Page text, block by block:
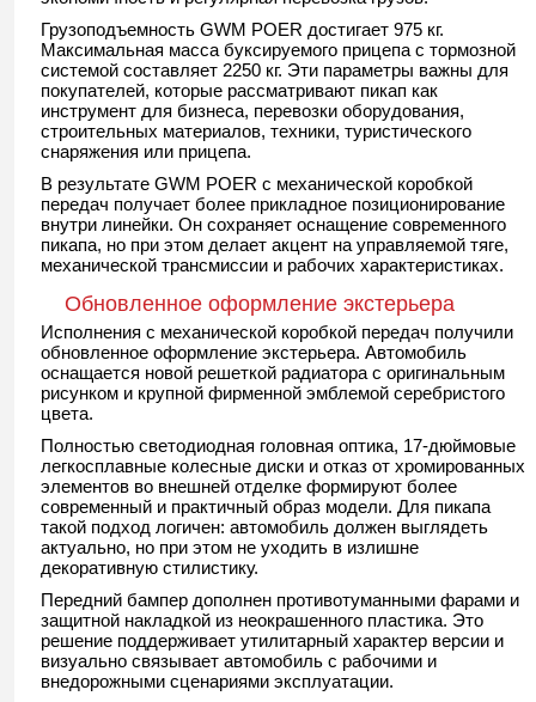
Грузоподъемность GWM POER достигает 975 кг.
Максимальная масса буксируемого прицепа с тормозной
системой составляет 2250 кг. Эти параметры важны для
покупателей, которые рассматривают пикап как
инструмент для бизнеса, перевозки оборудования,
строительных материалов, техники, туристического
снаряжения или прицепа.
В результате GWM POER с механической коробкой
передач получает более прикладное позиционирование
внутри линейки. Он сохраняет оснащение современного
пикапа, но при этом делает акцент на управляемой тяге,
механической трансмиссии и рабочих характеристиках.
Обновленное оформление экстерьера
Исполнения с механической коробкой передач получили
обновленное оформление экстерьера. Автомобиль
оснащается новой решеткой радиатора с оригинальным
рисунком и крупной фирменной эмблемой серебристого
цвета.
Полностью светодиодная головная оптика, 17-дюймовые
легкосплавные колесные диски и отказ от хромированных
элементов во внешней отделке формируют более
современный и практичный образ модели. Для пикапа
такой подход логичен: автомобиль должен выглядеть
актуально, но при этом не уходить в излишне
декоративную стилистику.
Передний бампер дополнен противотуманными фарами и
защитной накладкой из неокрашенного пластика. Это
решение поддерживает утилитарный характер версии и
визуально связывает автомобиль с рабочими и
внедорожными сценариями эксплуатации.